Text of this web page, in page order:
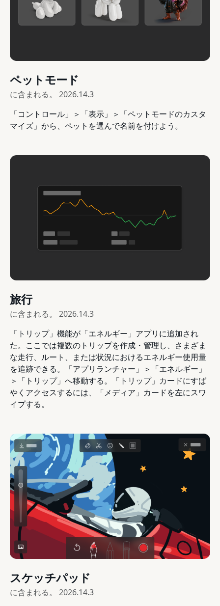
ペットモード
に含まれる。 2026.14.3
「コントロール」＞「表示」＞「ペットモードのカスタ
マイズ」から、ペットを選んで名前を付けよう。
旅行
に含まれる。 2026.14.3
「トリップ」機能が「エネルギー」アプリに追加され
た。ここでは複数のトリップを作成・管理し、さまざま
な走行、ルート、または状況におけるエネルギー使用量
を追跡できる。「アプリランチャー」＞「エネルギー」
＞「トリップ」へ移動する。「トリップ」カードにすば
やくアクセスするには、「メディア」カードを左にスワ
イプする。
スケッチパッド
に含まれる。 2026.14.3